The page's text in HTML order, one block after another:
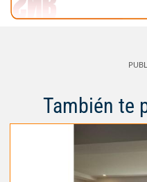
También te